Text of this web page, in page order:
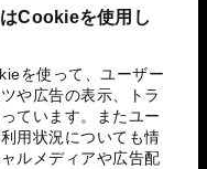
Cookieを使用し
を使って、ユーザー
や広告の表示、トラ
ています。またユー
用状況についても情
ルメディアや広告配